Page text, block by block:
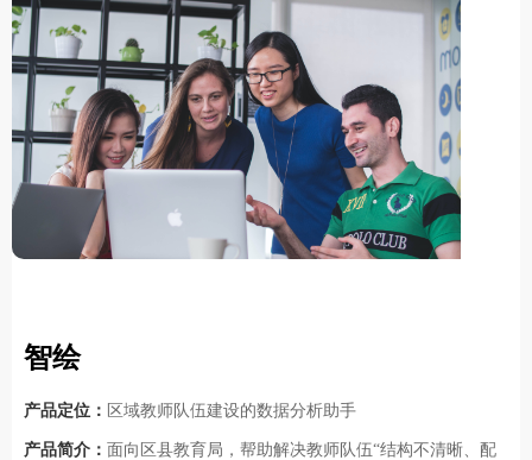
智绘
产品定位： 区域教师队伍建设的数据分析助手
产品简介： 面向区县教育局，帮助解决教师队伍“结构不清晰、配